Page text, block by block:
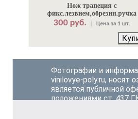
Нож трапеция с
фикс.лезвием,обрезин.ручка
300 руб. Цена за 1 шт.
Фотографии и
vinilovye-poly.ru, носят
является публичной
положениями ст. 437